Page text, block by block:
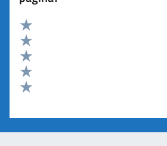
Valuta 5 stelle su 5
Valuta 4 stelle su 5
Valuta 3 stelle su 5
Valuta 2 stelle su 5